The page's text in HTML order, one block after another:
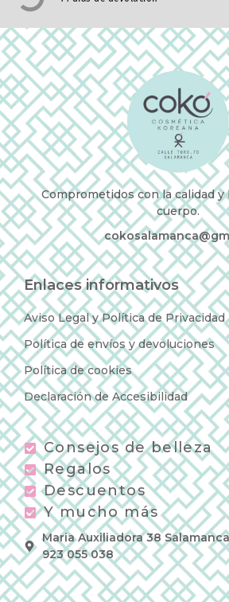
Comprometidos con la calidad
cuerpo.
Enlaces informativos
Aviso Legal y Política de Privacidad
Política de envíos y devoluciones
Política de cookies
Declaración de Accesibilidad
Consejos de belleza
Regalos
Descuentos
Y mucho más
Maria Auxiliadora 38
923 055 038